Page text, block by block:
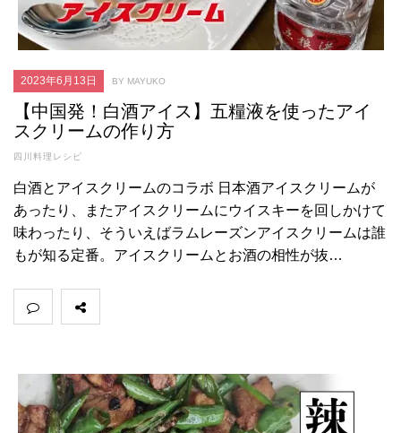
2023年6月13日 BY MAYUKO
【中国発！白酒アイス】五糧液を使ったアイ
スクリームの作り方
四川料理レシピ
白酒とアイスクリームのコラボ 日本酒アイスクリームが
あったり、またアイスクリームにウイスキーを回しかけて
味わったり、そういえばラムレーズンアイスクリームは誰
もが知る定番。アイスクリームとお酒の相性が抜…